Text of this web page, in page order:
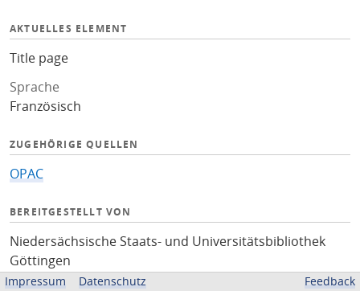
AKTUELLES ELEMENT
Title page
Sprache
Französisch
ZUGEHÖRIGE QUELLEN
OPAC
BEREITGESTELLT VON
Niedersächsische Staats- und Universitätsbibliothek
Göttingen
Impressum Datenschutz Feedback